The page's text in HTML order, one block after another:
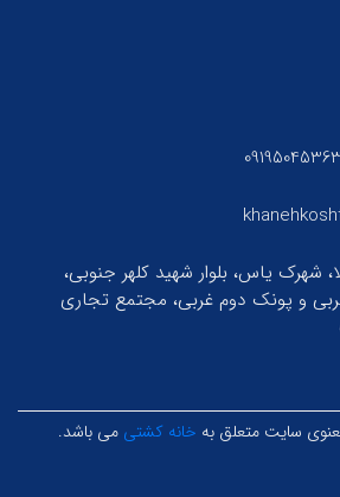
شهرک یاس، بلوار شهید کلهر جنوبی،
و پونک دوم غربی، مجتمع تجاری
سایت متعلق به خانه کشتی می باشد.